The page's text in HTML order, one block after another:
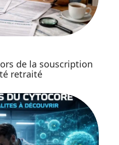
de la souscription
retraité